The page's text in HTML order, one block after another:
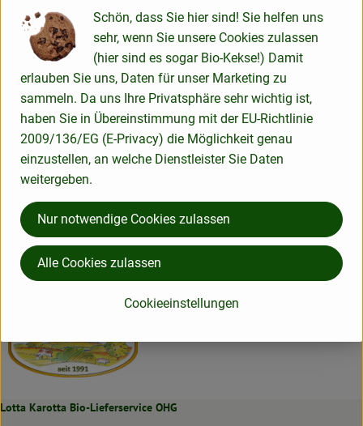
Kartoffel festkochend ca. 1kg
Herkunft
Hersteller: ÖKL
Deutschland
ÖKOLAND
Lotta Karotta Bio-Lieferservice OHG
Schön, dass Sie hier sind! Sie helfen uns
sehr, wenn Sie unsere Cookies zulassen
(hier sind es sogar Bio-Kekse!) Damit
erlauben Sie uns, Daten für unser Marketing zu
sammeln. Da uns Ihre Privatsphäre sehr wichtig ist,
haben Sie in Übereinstimmung mit der EU-Richtlinie
2009/136/EG (E-Privacy) die Möglichkeit genau
einzustellen, an welche Dienstleister Sie Daten
weitergeben.
Cookieeinstellungen
Nur notwendige Cookies zulassen
Alle Cookies zulassen